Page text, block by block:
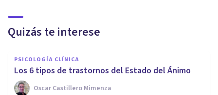
Quizás te interese
PSICOLOGÍA CLÍNICA
Los 6 tipos de trastornos del Estado del Ánimo
Oscar Castillero Mimenza